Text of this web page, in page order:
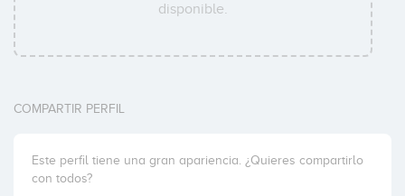
disponible.
COMPARTIR PERFIL
Este perfil tiene una gran apariencia. ¿Quieres compartirlo
con todos?